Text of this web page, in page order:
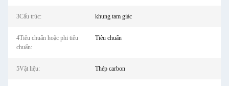
3Cấu trúc: khung tam giác
4Tiêu chuẩn hoặc phi tiêu
chuẩn:
Tiêu chuẩn
5Vật liệu: Thép carbon